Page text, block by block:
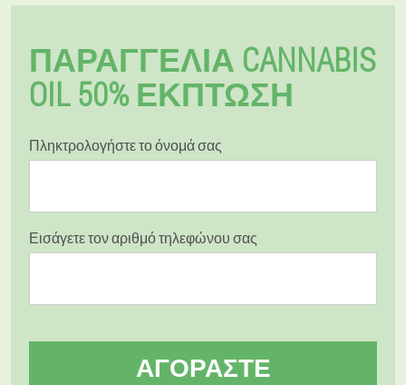
ΠΑΡΑΓΓΕΛΊΑ CANNABIS
OIL 50% ΈΚΠΤΩΣΗ
Πληκτρολογήστε το όνομά σας
Εισάγετε τον αριθμό τηλεφώνου σας
ΑΓΟΡΆΣΤΕ